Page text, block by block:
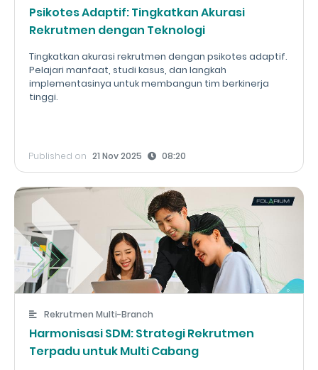
Psikotes Adaptif: Tingkatkan Akurasi
Rekrutmen dengan Teknologi
Tingkatkan akurasi rekrutmen dengan psikotes adaptif.
Pelajari manfaat, studi kasus, dan langkah
implementasinya untuk membangun tim berkinerja
tinggi.
Published on 21 Nov 2025 08:20
Rekrutmen Multi-Branch
Harmonisasi SDM: Strategi Rekrutmen
Terpadu untuk Multi Cabang